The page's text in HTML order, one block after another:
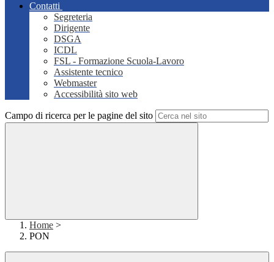
Contatti
Segreteria
Dirigente
DSGA
ICDL
FSL - Formazione Scuola-Lavoro
Assistente tecnico
Webmaster
Accessibilità sito web
Campo di ricerca per le pagine del sito
Home >
PON